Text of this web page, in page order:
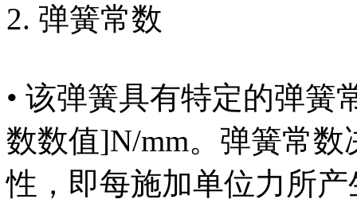
2. 弹簧常数
• 该弹簧具有特定的弹簧
数数值]N/mm。弹簧常
性，即每施加单位力所